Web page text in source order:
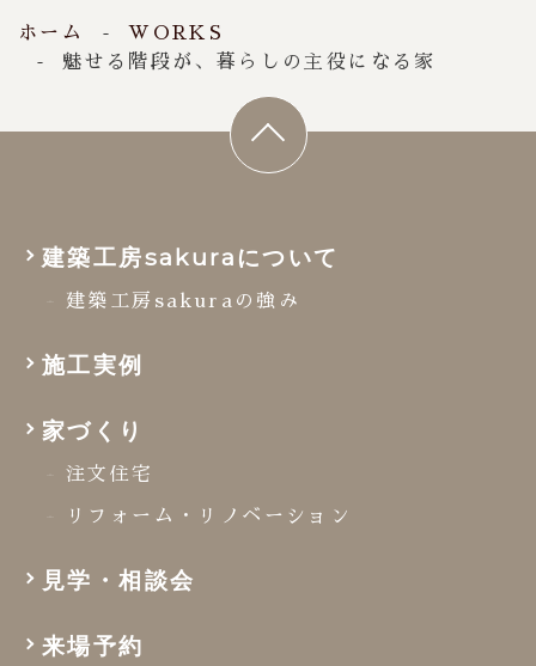
ホーム
WORKS
魅せる階段が、暮らしの主役になる家
建築工房sakuraについて
建築工房sakuraの強み
施工実例
家づくり
注文住宅
リフォーム・リノベーション
見学・相談会
来場予約